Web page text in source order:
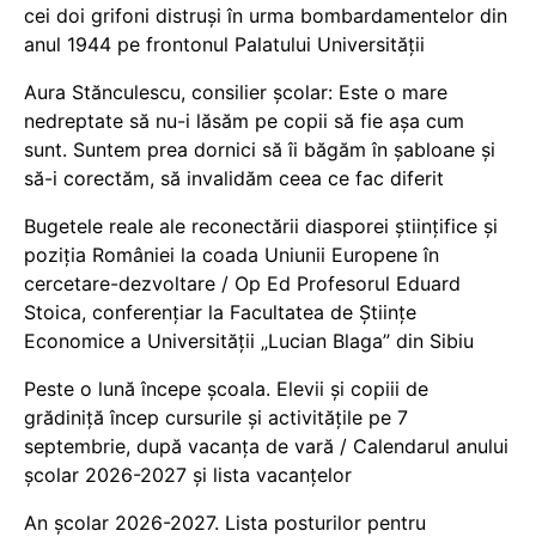
cei doi grifoni distruși în urma bombardamentelor din
anul 1944 pe frontonul Palatului Universității
Aura Stănculescu, consilier școlar: Este o mare
nedreptate să nu-i lăsăm pe copii să fie așa cum
sunt. Suntem prea dornici să îi băgăm în șabloane și
să-i corectăm, să invalidăm ceea ce fac diferit
Bugetele reale ale reconectării diasporei științifice și
poziția României la coada Uniunii Europene în
cercetare-dezvoltare / Op Ed Profesorul Eduard
Stoica, conferențiar la Facultatea de Științe
Economice a Universității „Lucian Blaga” din Sibiu
Peste o lună începe școala. Elevii și copiii de
grădiniță încep cursurile și activitățile pe 7
septembrie, după vacanța de vară / Calendarul anului
școlar 2026-2027 și lista vacanțelor
An școlar 2026-2027. Lista posturilor pentru